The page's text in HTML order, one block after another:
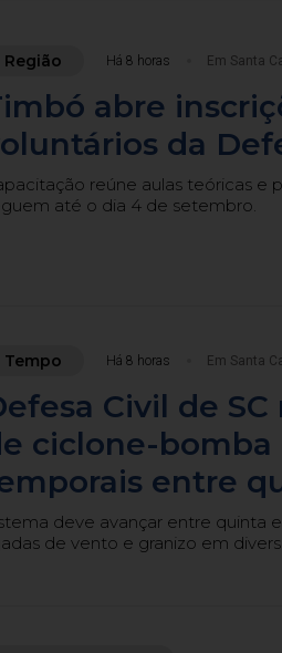
Região Há 8 horas Em Santa
abre
da
reúne aulas teóricas e
até o dia 4 de setembro.
Tempo Há 8 horas Em Santa
Civil de
ciclone-bomba
entre
deve avançar entre quinta
de vento e granizo em